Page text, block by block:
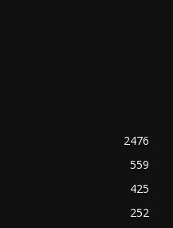
2476
559
425
252